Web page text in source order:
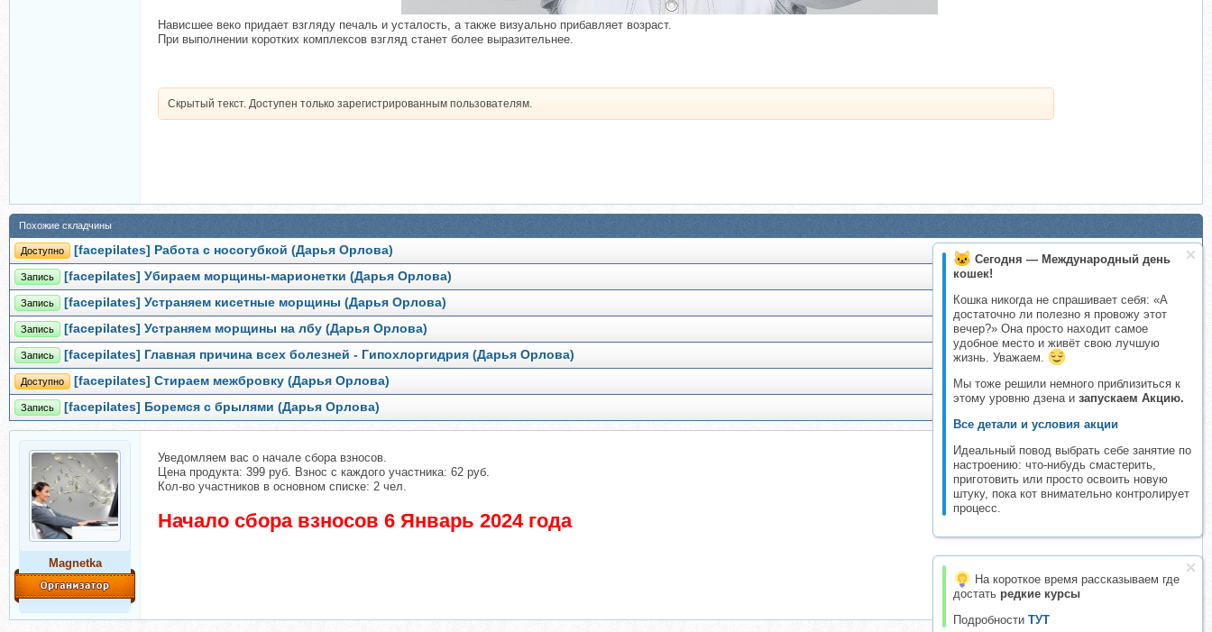
Сегодня — Международный день
кошек!
Кошка никогда не спрашивает себя: «А
достаточно ли полезно я провожу этот
вечер?» Она просто находит самое
удобное место и живёт свою лучшую
жизнь. Уважаем.
Мы тоже решили немного приблизиться к
этому уровню дзена и запускаем Акцию.
Все детали и условия акции
Идеальный повод выбрать себе занятие по
настроению: что-нибудь смастерить,
приготовить или просто освоить новую
штуку, пока кот внимательно контролирует
процесс.
На короткое время рассказываем где
достать редкие курсы
Подробности ТУТ
Нависшее веко придает взгляду печаль и усталость, а также визуально прибавляет возраст.
При выполнении коротких комплексов взгляд станет более выразительнее.​
Скрытый текст. Доступен только зарегистрированным пользователям.
Похожие складчины
Доступно [facepilates] Работа с носогубкой (Дарья Орлова)
Запись [facepilates] Убираем морщины-марионетки (Дарья Орлова)
Запись [facepilates] Устраняем кисетные морщины (Дарья Орлова)
Запись [facepilates] Устраняем морщины на лбу (Дарья Орлова)
Запись [facepilates] Главная причина всех болезней - Гипохлоргидрия (Дарья Орлова)
Доступно [facepilates] Стираем межбровку (Дарья Орлова)
Запись [facepilates] Боремся с брылями (Дарья Орлова)
Magnetka
Уведомляем вас о начале сбора взносов.
Цена продукта: 399 руб. Взнос с каждого участника: 62 руб.
Кол-во участников в основном списке: 2 чел.
Начало сбора взносов 6 Январь 2024 года